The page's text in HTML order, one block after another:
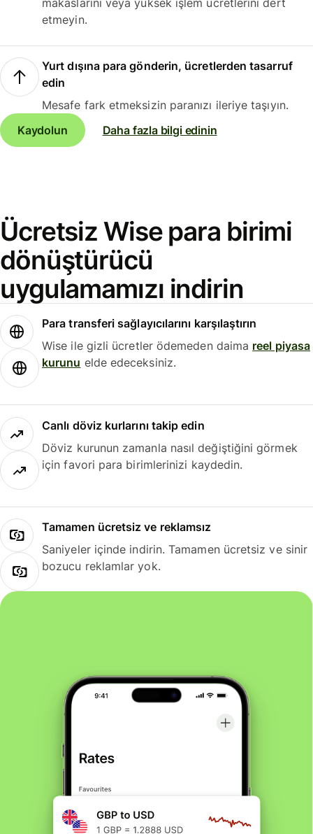
makaslarını veya yüksek işlem ücretlerini dert
etmeyin.
Yurt dışına para gönderin, ücretlerden tasarruf
edin
Mesafe fark etmeksizin paranızı ileriye taşıyın.
Kaydolun
Daha fazla bilgi edinin
Ücretsiz Wise para birimi
dönüştürücü
uygulamamızı indirin
Para transferi sağlayıcılarını karşılaştırın
Wise ile gizli ücretler ödemeden daima reel piyasa
kurunu elde edeceksiniz.
Canlı döviz kurlarını takip edin
Döviz kurunun zamanla nasıl değiştiğini görmek
için favori para birimlerinizi kaydedin.
Tamamen ücretsiz ve reklamsız
Saniyeler içinde indirin. Tamamen ücretsiz ve sinir
bozucu reklamlar yok.